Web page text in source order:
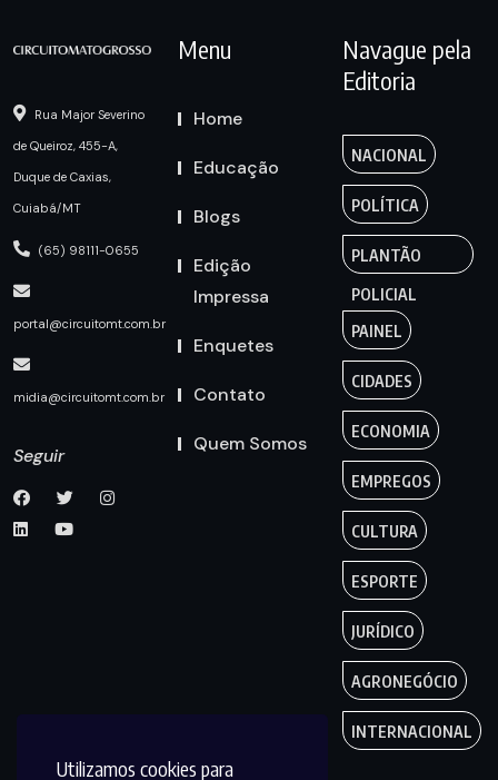
Utilizamos cookies para
Rua Major Severino
de Queiroz, 455-A,
Duque de Caxias,
Cuiabá/MT
(65) 98111-0655
portal@circuitomt.com.br
midia@circuitomt.com.br
Seguir
Menu
Home
Educação
Blogs
Edição
Impressa
Enquetes
Contato
Quem Somos
Navague pela
Editoria
NACIONAL
POLÍTICA
PLANTÃO
POLICIAL
PAINEL
CIDADES
ECONOMIA
EMPREGOS
CULTURA
ESPORTE
JURÍDICO
AGRONEGÓCIO
INTERNACIONAL